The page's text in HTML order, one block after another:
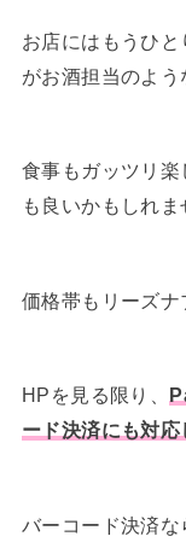
お店にはもうひ
がお酒担当のよう
食事もガッツリ
も良いかもしれま
価格帯もリーズナ
HPを見る限り、
ード決済にも対応
バーコード決済な